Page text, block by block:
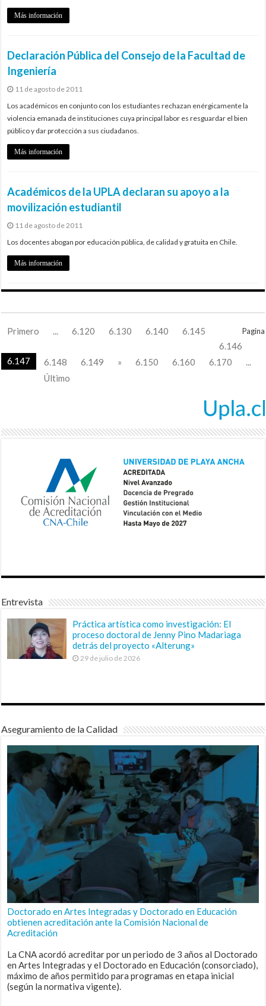
Más información
Declaración Pública del Consejo de la Facultad de
Ingeniería
11 de agosto de 2011
Los académicos en conjunto con los estudiantes rechazan enérgicamente la
violencia emanada de instituciones cuya principal labor es resguardar el bien
público y dar protección a sus ciudadanos.
Más información
Académicos de la UPLA declaran su apoyo a la
movilización estudiantil
11 de agosto de 2011
Los docentes abogan por educación pública, de calidad y gratuita en Chile.
Más información
Pagina
Primero 6.120 6.130 6.140
6.145
6.146
6.147
6.148 6.149 » 6.150 6.160 6.170
Último
Entrevista
Práctica artística como investigación: El
proceso doctoral de Jenny Pino Madariaga
detrás del proyecto «Alterung»
29 de julio de 2026
Aseguramiento de la Calidad
Doctorado en Artes Integradas y Doctorado en Educación
obtienen acreditación ante la Comisión Nacional de
Acreditación
La CNA acordó acreditar por un periodo de 3 años al Doctorado
en Artes Integradas y el Doctorado en Educación (consorciado),
máximo de años permitido para programas en etapa inicial
(según la normativa vigente).